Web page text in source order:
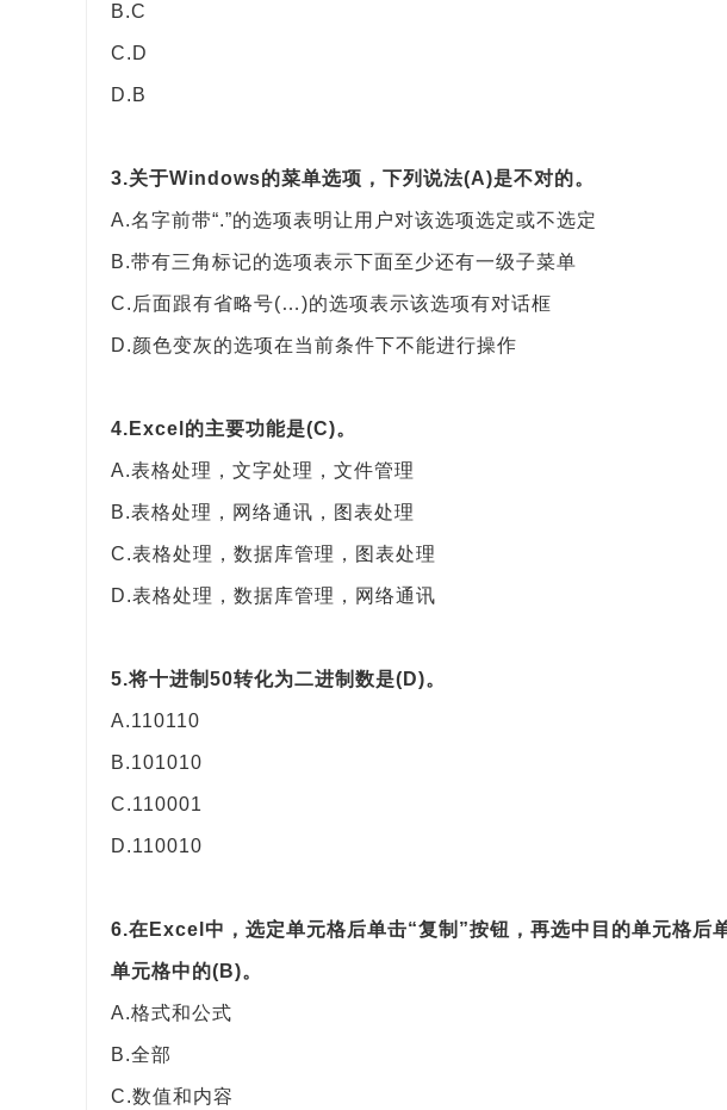
B.C
C.D
D.B
3.关于Windows的菜单选项，下列说法(A)是不对的。
A.名字前带“.”的选项表明让用户对该选项选定或不选定
B.带有三角标记的选项表示下面至少还有一级子菜单
C.后面跟有省略号(…)的选项表示该选项有对话框
D.颜色变灰的选项在当前条件下不能进行操作
4.Excel的主要功能是(C)。
A.表格处理，文字处理，文件管理
B.表格处理，网络通讯，图表处理
C.表格处理，数据库管理，图表处理
D.表格处理，数据库管理，网络通讯
5.将十进制50转化为二进制数是(D)。
A.110110
B.101010
C.110001
D.110010
6.在Excel中，选定单元格后单击“复制”按钮，再选中目的单元格后
单元格中的(B)。
A.格式和公式
B.全部
C.数值和内容